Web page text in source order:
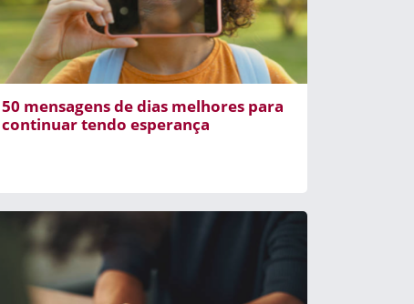
50 mensagens de dias melhores para
continuar tendo esperança